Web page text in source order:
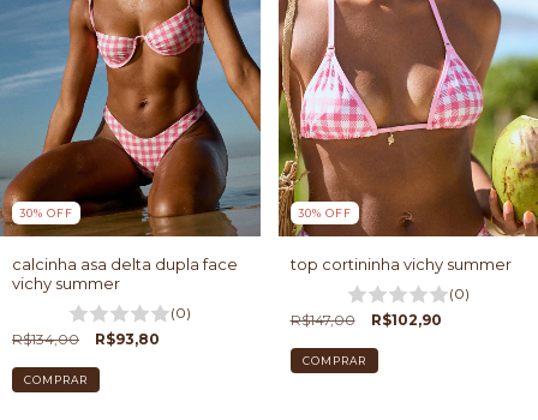
30% OFF
calcinha asa delta dupla face
vichy summer
(0)
R$134,00
R$93,80
COMPRAR
30% OFF
top cortininha vichy summer
(0)
R$147,00
R$102,90
COMPRAR